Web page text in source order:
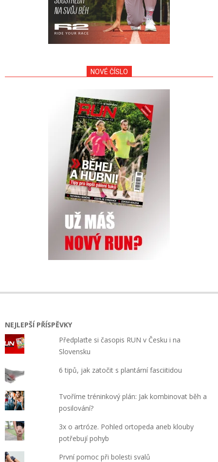
NOVÉ ČÍSLO
NEJLEPŠÍ PŘÍSPĚVKY
Předplaťte si časopis RUN v Česku i na
Slovensku
6 tipů, jak zatočit s plantární fasciitidou
Tvoříme tréninkový plán: Jak kombinovat běh a
posilování?
3x o artróze. Pohled ortopeda aneb klouby
potřebují pohyb
První pomoc při bolesti svalů